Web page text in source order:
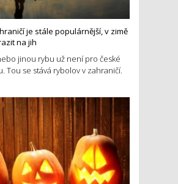
je stále populárnější, v zimě
na jih
jinou rybu už není pro české
Tou se stává rybolov v zahraničí.